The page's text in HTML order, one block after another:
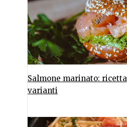
Salmone marinato:
varianti